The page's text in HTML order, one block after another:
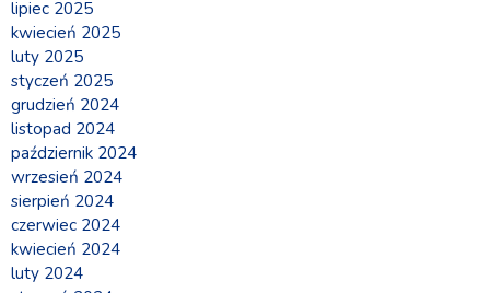
lipiec 2025
kwiecień 2025
luty 2025
styczeń 2025
grudzień 2024
listopad 2024
październik 2024
wrzesień 2024
sierpień 2024
czerwiec 2024
kwiecień 2024
luty 2024